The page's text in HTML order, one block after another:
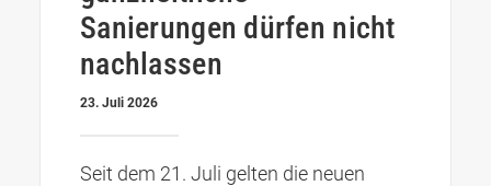
Sanierungen dürfen nicht
nachlassen
23. Juli 2026
Seit dem 21. Juli gelten die neuen